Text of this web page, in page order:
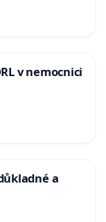
v nemocnici
a